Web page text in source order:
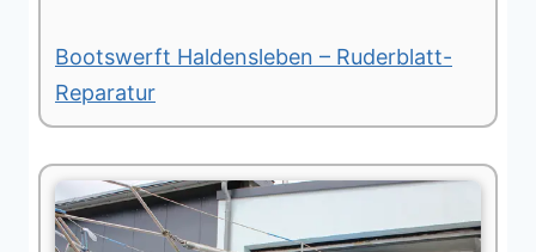
Bootswerft Haldensleben – Ruderblatt-
Reparatur